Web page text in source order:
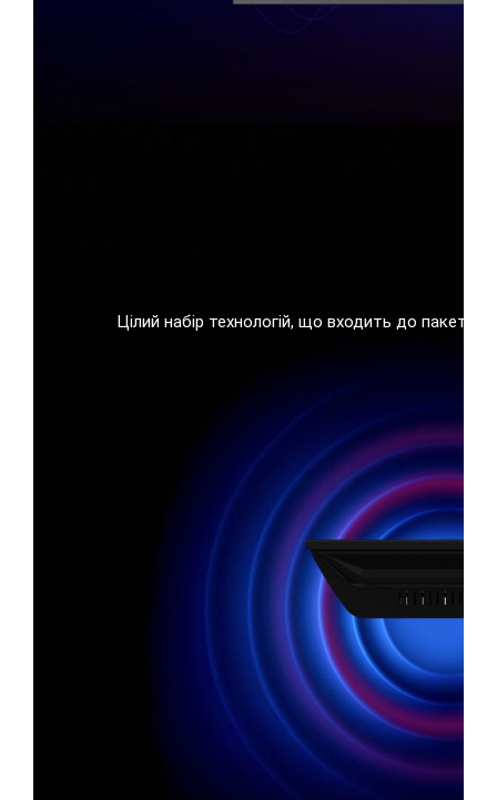
Цілий набір технологій, що входить до пакету